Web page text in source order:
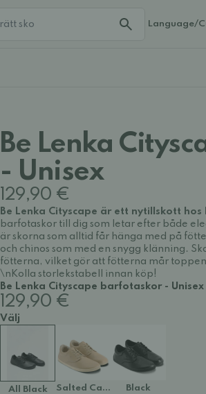
Language/
Be Lenka
- Unisex
129,90 €
Be Lenka Cityscape är ett nytillskott hos
barfotaskor till dig som letar efter både
är skorna som alltid får hänga med på
och chinos som med en snygg klänning.
fötterna, vilket gör att fötterna mår
\nKolla storlekstabell innan köp!
Be Lenka Cityscape barfotaskor - Unisex
129,90 €
Välj
All Black Salted Caramel Brown
Black